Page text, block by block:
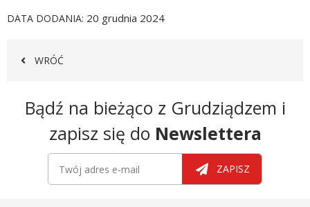
DATA DODANIA 20 grudnia 2024
WRÓĆ
Newsletter
Bądź na bieżąco z Grudziądzem i
zapisz się do Newslettera
ZAPISZ